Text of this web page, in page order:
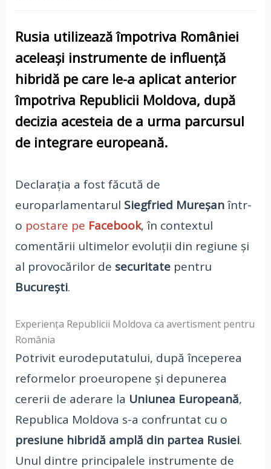
Rusia utilizează împotriva României
aceleași instrumente de influență
hibridăpe care le-a aplicat anterior
împotriva Republicii Moldova, după
decizia acesteia de a urma parcursul
de integrare europeană.
Declarația a fost făcută de
europarlamentarul Siegfried Mureșanîntr-
o postare pe Facebook, în contextul
comentării ultimelor evoluții din regiune și
al provocărilor de securitatepentru
București.
Experiența Republicii Moldova ca avertisment pentru
România
Potrivit eurodeputatului, după începerea
reformelor proeuropene și depunerea
cererii de aderare la Uniunea Europeană,
Republica Moldova s-a confruntat cu o
presiune hibridă amplă din partea Rusiei.
Unul dintre principalele instrumente de